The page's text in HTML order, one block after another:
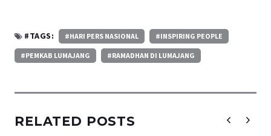
#TAGS: #HARI PERS NASIONAL #INSPIRING PEOPLE
#PEMKAB LUMAJANG #RAMADHAN DI LUMAJANG
RELATED POSTS